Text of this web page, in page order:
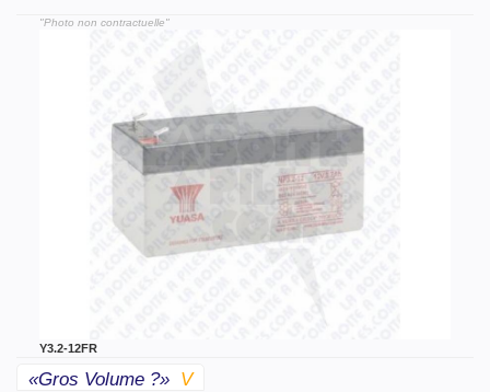
"Photo non contractuelle"
Y3.2-12FR
«gros Volume ?» V